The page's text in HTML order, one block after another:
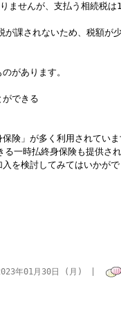
ませんが、支払う相続税は
課されないため、税額が
があります。
ができる
険」が多く利用されていま
一時払終身保険も提供され
を検討してみてはいかがで
年01月30日 (月) |